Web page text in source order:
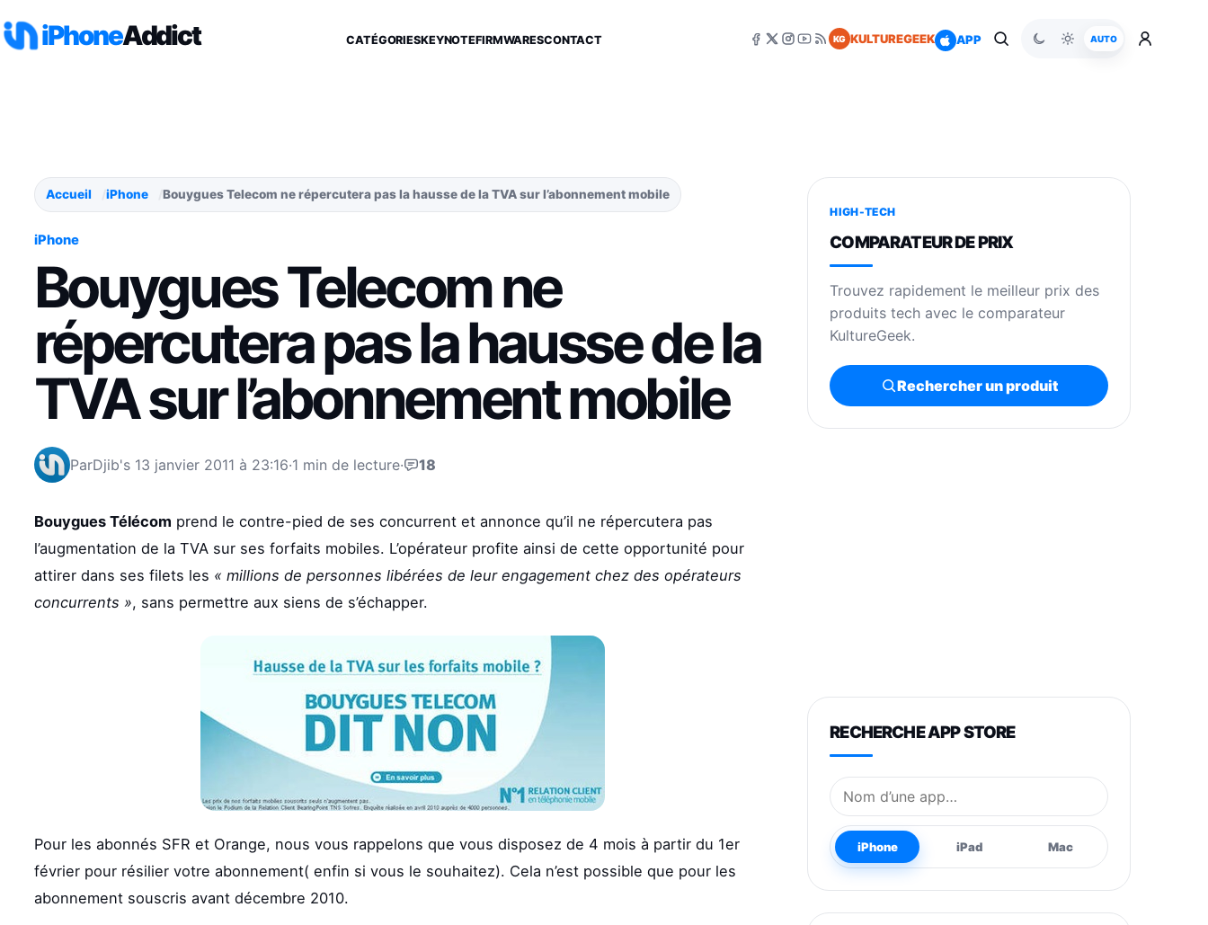
iPhoneAddict CATÉGORIESKEYNOTEFIRMWARESCONTACT KG KULTUREGEEK APP AUTO
Accueil iPhone Bouygues Telecom ne répercutera pas la hausse de la TVA sur l’abonnement mobile
iPhone
Bouygues Telecom ne
répercutera pas la hausse de la
TVA sur l’abonnement mobile
ParDjib's 13 janvier 2011 à 23:16·1 min de lecture· 18
Bouygues Télécom prend le contre-pied de ses concurrent et annonce qu’il ne répercutera pas
l’augmentation de la TVA sur ses forfaits mobiles. L’opérateur profite ainsi de cette opportunité pour
attirer dans ses filets les « millions de personnes libérées de leur engagement chez des opérateurs
concurrents », sans permettre aux siens de s’échapper.
Pour les abonnés SFR et Orange, nous vous rappelons que vous disposez de 4 mois à partir du 1er
février pour résilier votre abonnement( enfin si vous le souhaitez). Cela n’est possible que pour les
abonnement souscris avant décembre 2010.
HIGH-TECH
COMPARATEUR DE PRIX
Trouvez rapidement le meilleur prix des
produits tech avec le comparateur
KultureGeek.
Rechercher un produit
RECHERCHE APP STORE
Nom de l’application
iPhone iPad Mac